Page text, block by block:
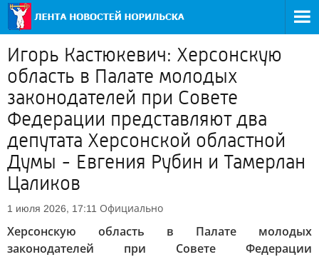
Игорь Кастюкевич: Херсонскую
область в Палате молодых
законодателей при Совете
Федерации представляют два
депутата Херсонской областной
Думы - Евгения Рубин и Тамерлан
Цаликов
1 июля 2026, 17:11 Официально
Херсонскую область в Палате молодых
законодателей при Совете Федерации